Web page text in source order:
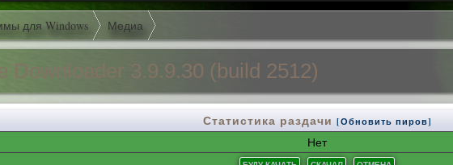
для Windows Медиа
Downloader 3.9.9.30 (build 2512)
Статистика раздачи [Обновить пиров]
Нет